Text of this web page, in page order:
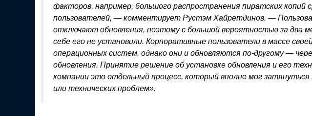
факторов, например, большого распространения пиратских копий
пользователей, — комментирует Рустэм Хайретдинов. —
отключают обновления, поэтому с большой вероятностью за два
себе его не установили. Корпоративные пользователи в массе
операционных систем, однако они и обновляются по-другому —
обновления. Принятие решение об установке обновления и его
компании это отдельный процесс, который вполне мог затянуться
или технических проблем».